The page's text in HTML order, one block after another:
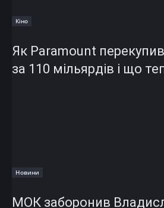
Кіно
Як Paramount
за 110 мільярдів і що
Новини
МОК заборонив